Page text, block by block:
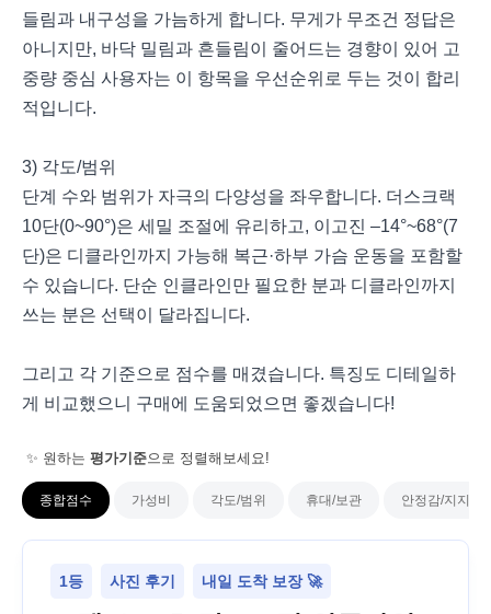
들림과 내구성을 가늠하게 합니다. 무게가 무조건 정답은
아니지만, 바닥 밀림과 흔들림이 줄어드는 경향이 있어 고
중량 중심 사용자는 이 항목을 우선순위로 두는 것이 합리
적입니다.
3) 각도/범위
단계 수와 범위가 자극의 다양성을 좌우합니다. 더스크랙
10단(0~90°)은 세밀 조절에 유리하고, 이고진 –14°~68°(7
단)은 디클라인까지 가능해 복근·하부 가슴 운동을 포함할
수 있습니다. 단순 인클라인만 필요한 분과 디클라인까지
쓰는 분은 선택이 달라집니다.
그리고 각 기준으로 점수를 매겼습니다. 특징도 디테일하
게 비교했으니 구매에 도움되었으면 좋겠습니다!
✨ 원하는 평가기준으로 정렬해보세요!
종합점수 가성비 각도/범위 휴대/보관 안정감/지지력
1등 사진 후기 내일 도착 보장 🚀